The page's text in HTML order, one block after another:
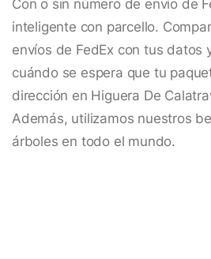
Con o sin número de envío de
inteligente con parcello.
envíos de FedEx con tus datos
cuándo se espera que tu
dirección en Higuera De
Además, utilizamos nuestros
árboles en todo el mundo.